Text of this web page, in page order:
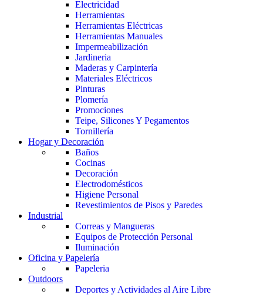
Electricidad
Herramientas
Herramientas Eléctricas
Herramientas Manuales
Impermeabilización
Jardineria
Maderas y Carpintería
Materiales Eléctricos
Pinturas
Plomería
Promociones
Teipe, Silicones Y Pegamentos
Tornillería
Hogar y Decoración
Baños
Cocinas
Decoración
Electrodomésticos
Higiene Personal
Revestimientos de Pisos y Paredes
Industrial
Correas y Mangueras
Equipos de Protección Personal
Iluminación
Oficina y Papelería
Papeleria
Outdoors
Deportes y Actividades al Aire Libre